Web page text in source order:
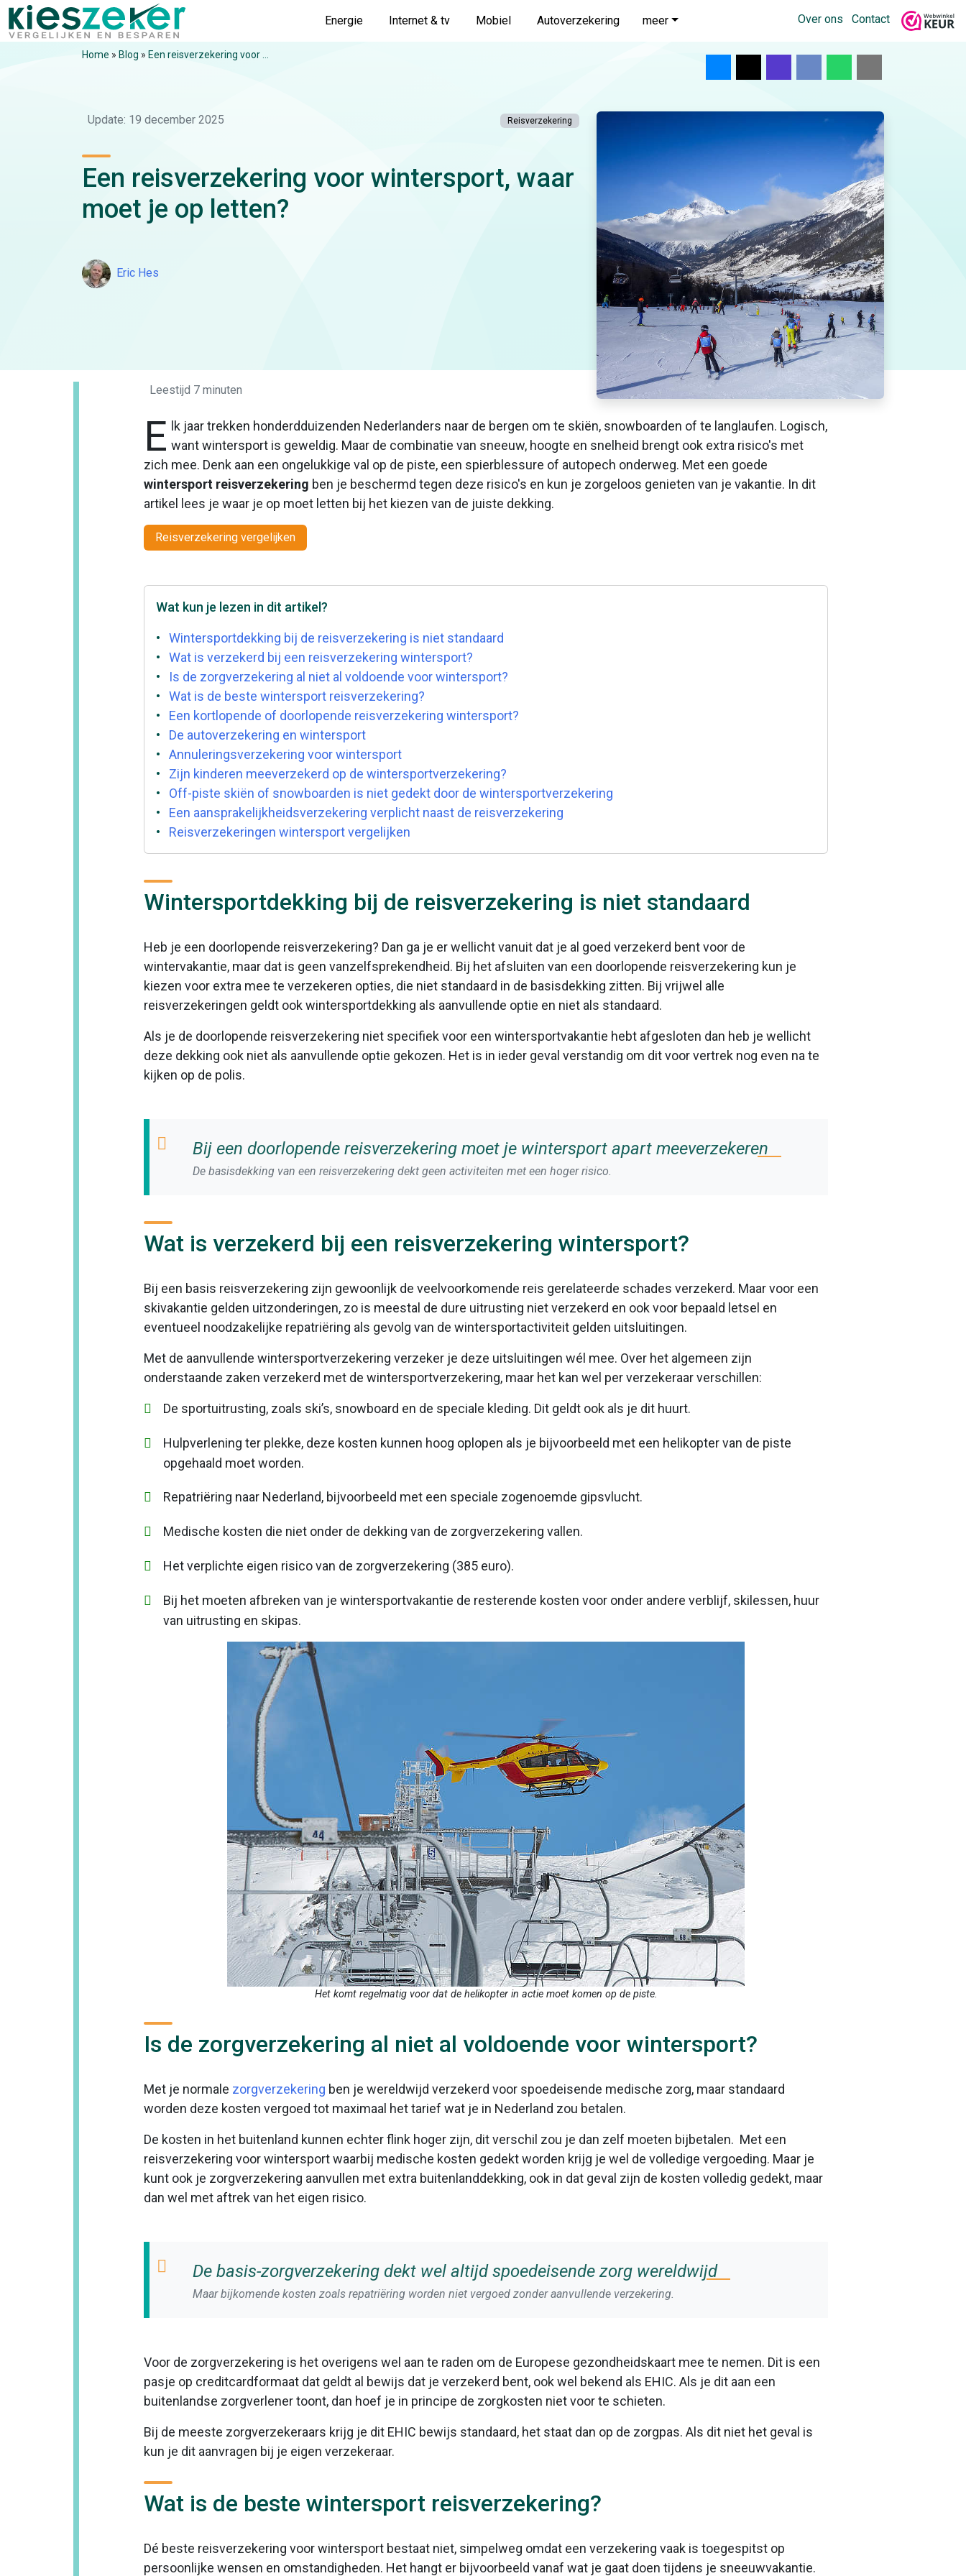
Energie Internet & tv Mobiel Autoverzekering meer Over ons Contact
Home » Blog » Een reisverzekering voor ...
Update: 19 december 2025 Reisverzekering
Een reisverzekering voor wintersport, waar
moet je op letten?
Eric Hes
Leestijd 7 minuten
E
lk jaar trekken honderdduizenden Nederlanders naar de bergen om te skiën, snowboarden of te langlaufen. Logisch,
want wintersport is geweldig. Maar de combinatie van sneeuw, hoogte en snelheid brengt ook extra risico's met
zich mee. Denk aan een ongelukkige val op de piste, een spierblessure of autopech onderweg. Met een goede
wintersport reisverzekering ben je beschermd tegen deze risico's en kun je zorgeloos genieten van je vakantie. In dit
artikel lees je waar je op moet letten bij het kiezen van de juiste dekking.
Reisverzekering vergelijken
Wat kun je lezen in dit artikel?
Wintersportdekking bij de reisverzekering is niet standaard
Wat is verzekerd bij een reisverzekering wintersport?
Is de zorgverzekering al niet al voldoende voor wintersport?
Wat is de beste wintersport reisverzekering?
Een kortlopende of doorlopende reisverzekering wintersport?
De autoverzekering en wintersport
Annuleringsverzekering voor wintersport
Zijn kinderen meeverzekerd op de wintersportverzekering?
Off-piste skiën of snowboarden is niet gedekt door de wintersportverzekering
Een aansprakelijkheidsverzekering verplicht naast de reisverzekering
Reisverzekeringen wintersport vergelijken
Wintersportdekking bij de reisverzekering is niet standaard
Heb je een doorlopende reisverzekering? Dan ga je er wellicht vanuit dat je al goed verzekerd bent voor de
wintervakantie, maar dat is geen vanzelfsprekendheid. Bij het afsluiten van een doorlopende reisverzekering kun je
kiezen voor extra mee te verzekeren opties, die niet standaard in de basisdekking zitten. Bij vrijwel alle
reisverzekeringen geldt ook wintersportdekking als aanvullende optie en niet als standaard.
Als je de doorlopende reisverzekering niet specifiek voor een wintersportvakantie hebt afgesloten dan heb je wellicht
deze dekking ook niet als aanvullende optie gekozen. Het is in ieder geval verstandig om dit voor vertrek nog even na te
kijken op de polis.
Bij een doorlopende reisverzekering moet je wintersport apart meeverzekeren
De basisdekking van een reisverzekering dekt geen activiteiten met een hoger risico.
Wat is verzekerd bij een reisverzekering wintersport?
Bij een basis reisverzekering zijn gewoonlijk de veelvoorkomende reis gerelateerde schades verzekerd. Maar voor een
skivakantie gelden uitzonderingen, zo is meestal de dure uitrusting niet verzekerd en ook voor bepaald letsel en
eventueel noodzakelijke repatriëring als gevolg van de wintersportactiviteit gelden uitsluitingen.
Met de aanvullende wintersportverzekering verzeker je deze uitsluitingen wél mee. Over het algemeen zijn
onderstaande zaken verzekerd met de wintersportverzekering, maar het kan wel per verzekeraar verschillen:
De sportuitrusting, zoals ski’s, snowboard en de speciale kleding. Dit geldt ook als je dit huurt.
Hulpverlening ter plekke, deze kosten kunnen hoog oplopen als je bijvoorbeeld met een helikopter van de piste
opgehaald moet worden.
Repatriëring naar Nederland, bijvoorbeeld met een speciale zogenoemde gipsvlucht.
Medische kosten die niet onder de dekking van de zorgverzekering vallen.
Het verplichte eigen risico van de zorgverzekering (385 euro).
Bij het moeten afbreken van je wintersportvakantie de resterende kosten voor onder andere verblijf, skilessen, huur
van uitrusting en skipas.
Het komt regelmatig voor dat de helikopter in actie moet komen op de piste.
Is de zorgverzekering al niet al voldoende voor wintersport?
Met je normale zorgverzekering ben je wereldwijd verzekerd voor spoedeisende medische zorg, maar standaard
worden deze kosten vergoed tot maximaal het tarief wat je in Nederland zou betalen.
De kosten in het buitenland kunnen echter flink hoger zijn, dit verschil zou je dan zelf moeten bijbetalen. Met een
reisverzekering voor wintersport waarbij medische kosten gedekt worden krijg je wel de volledige vergoeding. Maar je
kunt ook je zorgverzekering aanvullen met extra buitenlanddekking, ook in dat geval zijn de kosten volledig gedekt, maar
dan wel met aftrek van het eigen risico.
De basis-zorgverzekering dekt wel altijd spoedeisende zorg wereldwijd
Maar bijkomende kosten zoals repatriëring worden niet vergoed zonder aanvullende verzekering.
Voor de zorgverzekering is het overigens wel aan te raden om de Europese gezondheidskaart mee te nemen. Dit is een
pasje op creditcardformaat dat geldt al bewijs dat je verzekerd bent, ook wel bekend als EHIC. Als je dit aan een
buitenlandse zorgverlener toont, dan hoef je in principe de zorgkosten niet voor te schieten.
Bij de meeste zorgverzekeraars krijg je dit EHIC bewijs standaard, het staat dan op de zorgpas. Als dit niet het geval is
kun je dit aanvragen bij je eigen verzekeraar.
Wat is de beste wintersport reisverzekering?
Dé beste reisverzekering voor wintersport bestaat niet, simpelweg omdat een verzekering vaak is toegespitst op
persoonlijke wensen en omstandigheden. Het hangt er bijvoorbeeld vanaf wat je gaat doen tijdens je sneeuwvakantie.